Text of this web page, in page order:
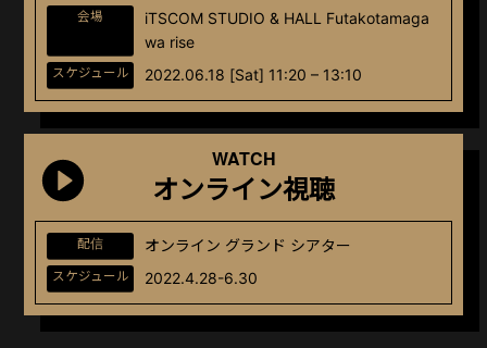
会場
iTSCOM STUDIO & HALL Futakotamaga
wa rise
スケジュール 2022.06.18 [Sat] 11:20 – 13:10
WATCH
オンライン視聴
配信 オンライン グランド シアター
スケジュール 2022.4.28-6.30